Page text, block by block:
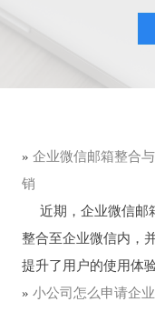
» 企业微信邮箱整合
销
近期，企业微信邮
整合至企业微信内，
提升了用户的使用体
» 小公司怎么申请企